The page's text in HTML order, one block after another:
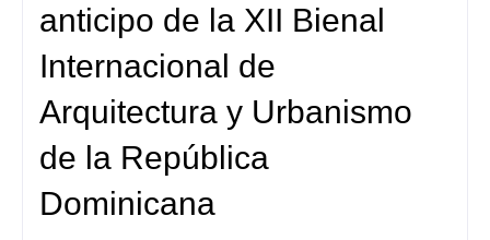
anticipo de la XII Bienal
Internacional de
Arquitectura y Urbanismo
de la República
Dominicana